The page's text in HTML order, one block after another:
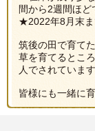
間から2週間ほど
★2022年8月末
筑後の田で育て
草を育てるとこ
人でされています
皆様にも一緒に